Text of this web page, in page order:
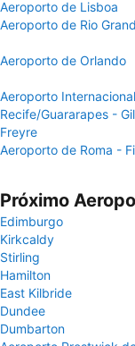
Aeroporto de Lisboa
Aeroporto de Rio
Aeroporto de Orlando
Aeroporto
Recife/Guararapes -
Freyre
Aeroporto de Roma -
Próximo
Edimburgo
Kirkcaldy
Stirling
Hamilton
East Kilbride
Dundee
Dumbarton